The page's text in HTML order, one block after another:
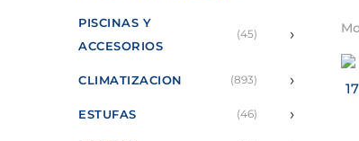
PISCINAS Y
ACCESORIOS
(45) ›
CLIMATIZACION (893) ›
ESTUFAS (46) ›